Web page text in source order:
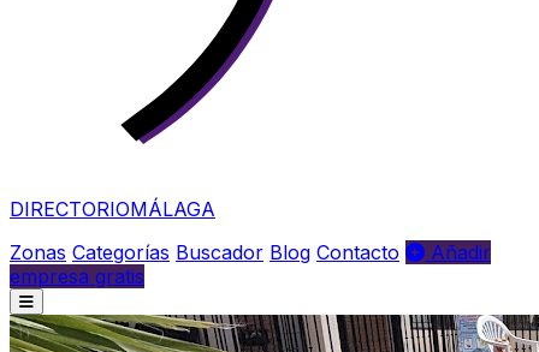
DIRECTORIOMÁLAGA
Zonas Categorías Buscador Blog Contacto
Añadir
empresa gratis